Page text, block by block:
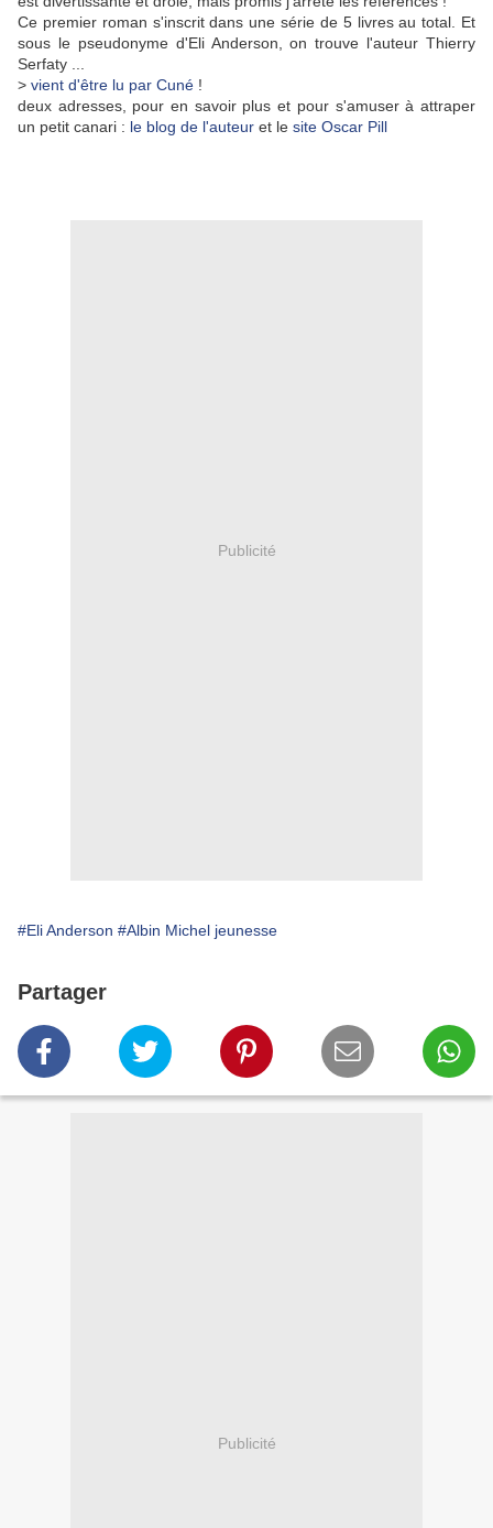
Ce premier roman s'inscrit dans une série de 5 livres au total. Et
sous le pseudonyme d'Eli Anderson, on trouve l'auteur Thierry
Serfaty ...
> vient d'être lu par Cuné !
deux adresses, pour en savoir plus et pour s'amuser à attraper
un petit canari : le blog de l'auteur et le site Oscar Pill
Publicité
#Eli Anderson #Albin Michel jeunesse
Partager
Publicité